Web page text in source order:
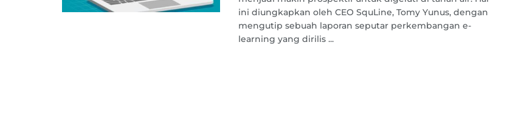
ini diungkapkan oleh CEO SquLine, Tomy Yunus, dengan
mengutip sebuah laporan seputar perkembangan e-
learning yang dirilis ...